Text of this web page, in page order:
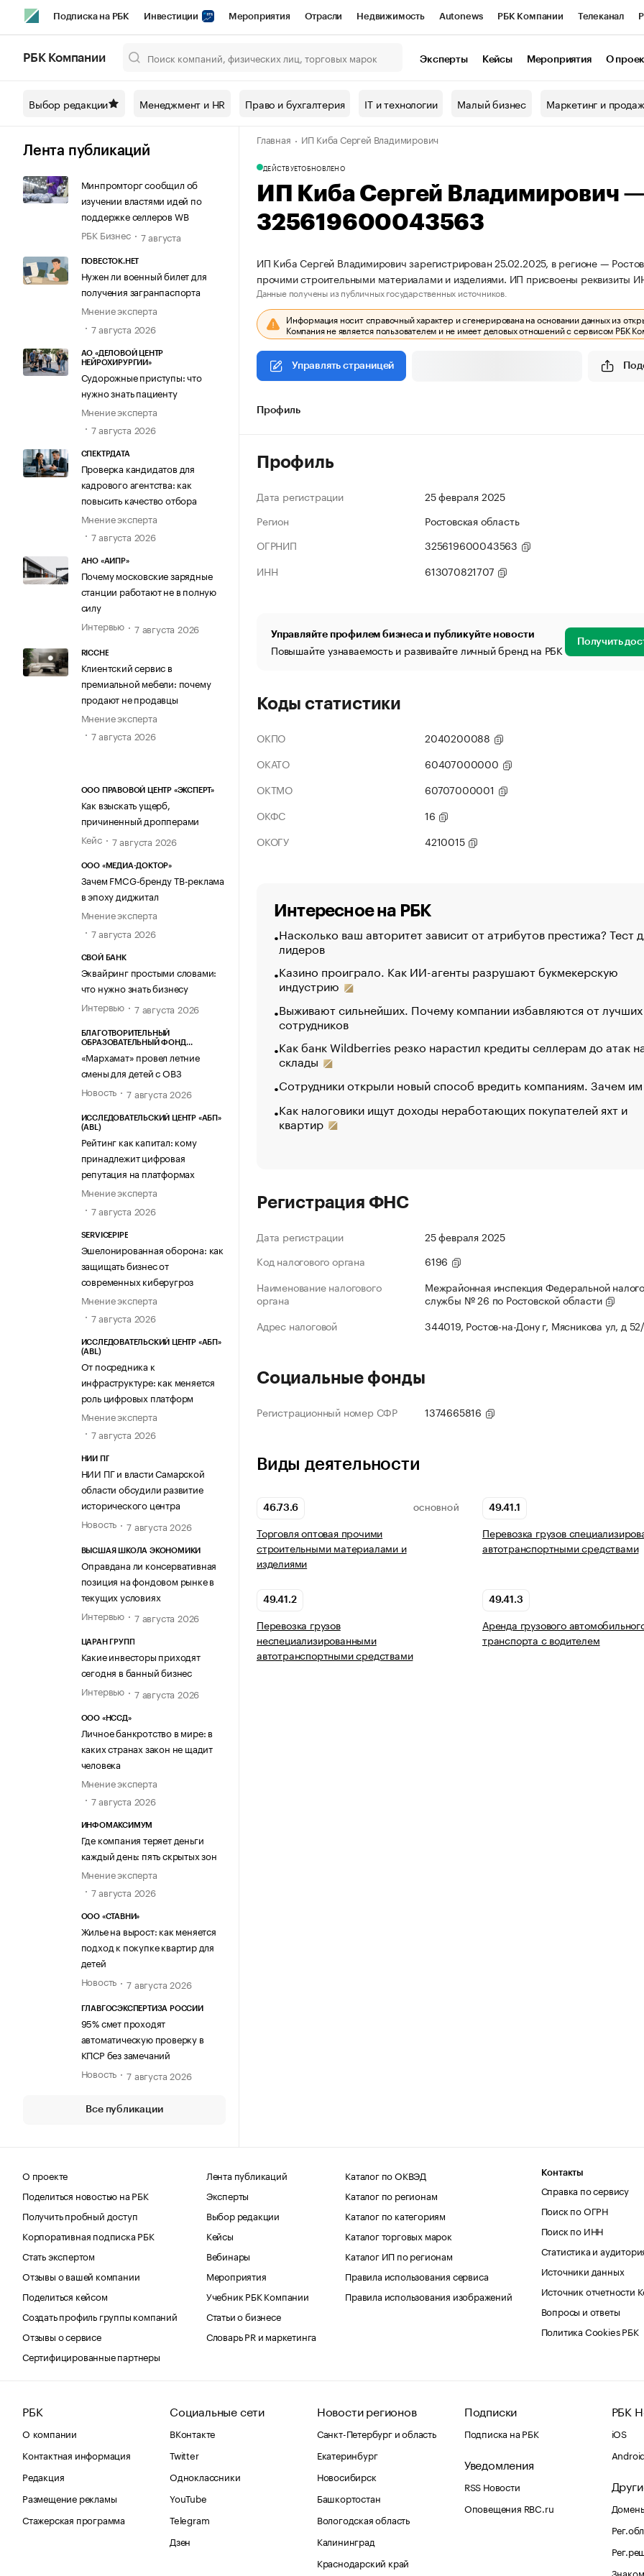
Подписка на РБК Инвестиции Мероприятия Отрасли Недвижимость Autonews РБК Компании Телеканал
Спецпроекты СПб Конференции СПб Спецпроекты Проверка контрагентов
Технологии и медиа Рынок наличной валюты
РБК Компании Эксперты Кейсы Мероприятия О
Выбор редакции Менеджмент и HR Право и бухгалтерия IT и технологии Малый бизнес Маркетинг и
Лента публикаций
Минпромторг сообщил об
изучении властями идей по
поддержке селлеров WB
РБК Бизнес
7 августа
ПОВЕСТОК.НЕТ
Нужен ли военный билет для
получения загранпаспорта
Мнение эксперта
7 августа 2026
АО «ДЕЛОВОЙ ЦЕНТР
НЕЙРОХИРУРГИИ»
Судорожные приступы: что
нужно знать пациенту
Мнение эксперта
7 августа 2026
СПЕКТРДАТА
Проверка кандидатов для
кадрового агентства: как
повысить качество отбора
Мнение эксперта
7 августа 2026
АНО «АИПР»
Почему московские зарядные
станции работают не в полную
силу
Интервью
7 августа 2026
RICCHE
Клиентский сервис в
премиальной мебели: почему
продают не продавцы
Мнение эксперта
7 августа 2026
ООО ПРАВОВОЙ ЦЕНТР «ЭКСПЕРТ»
Как взыскать ущерб,
причиненный дропперами
Кейс
7 августа 2026
ООО «МЕДИА-ДОКТОР»
Зачем FMCG-бренду ТВ-реклама
в эпоху диджитал
Мнение эксперта
7 августа 2026
СВОЙ БАНК
Эквайринг простыми словами:
что нужно знать бизнесу
Интервью
7 августа 2026
БЛАГОТВОРИТЕЛЬНЫЙ
ОБРАЗОВАТЕЛЬНЫЙ ФОНД
«Мархамат» провел летние
смены для детей с ОВЗ
Новость
7 августа 2026
ИССЛЕДОВАТЕЛЬСКИЙ ЦЕНТР «АБП»
(ABL)
Рейтинг как капитал: кому
принадлежит цифровая
репутация на платформах
Мнение эксперта
7 августа 2026
SERVICEPIPE
Эшелонированная оборона: как
защищать бизнес от
современных киберугроз
Мнение эксперта
7 августа 2026
ИССЛЕДОВАТЕЛЬСКИЙ ЦЕНТР «АБП»
(ABL)
От посредника к
инфраструктуре: как меняется
роль цифровых платформ
Мнение эксперта
7 августа 2026
НИИ ПГ
НИИ ПГ и власти Самарской
области обсудили развитие
исторического центра
Новость
7 августа 2026
ВЫСШАЯ ШКОЛА ЭКОНОМИКИ
Оправдана ли консервативная
позиция на фондовом рынке в
текущих условиях
Интервью
7 августа 2026
ЦАРАН ГРУПП
Какие инвесторы приходят
сегодня в банный бизнес
Интервью
7 августа 2026
ООО «НССД»
Личное банкротство в мире: в
каких странах закон не щадит
человека
Мнение эксперта
7 августа 2026
ИНФОМАКСИМУМ
Где компания теряет деньги
каждый день: пять скрытых зон
Мнение эксперта
7 августа 2026
ООО «СТАВНИ»
Жилье на вырост: как меняется
подход к покупке квартир для
детей
Новость
7 августа 2026
ГЛАВГОСЭКСПЕРТИЗА РОССИИ
95% смет проходят
автоматическую проверку в
КПСР без замечаний
Новость
7 августа 2026
Все публикации
Главная ИП Киба Сергей Владимирович
ДЕЙСТВУЕТОБНОВЛЕНО
ИП Киба Сергей Владимирович
325619600043563
ИП Киба Сергей Владимирович зарегистрирован 25.02.2025, в регионе —
прочими строительными материалами и изделиями. ИП присвоены
Данные получены из публичных государственных источников.
Информация носит справочный характер и сгенерирована на основании данных из
Компания не является пользователем и не имеет деловых отношений с сервисом РБК
Управлять страницей
Профиль
Профиль
Дата регистрации
25 февраля 2025
Регион
Ростовская область
ОГРНИП
325619600043563
ИНН
613070821707
Управляйте профилем бизнеса и публикуйте новости
Повышайте узнаваемость и развивайте личный бренд на РБК Получить
Коды статистики
ОКПО
2040200088
ОКАТО
60407000000
ОКТМО
60707000001
ОКФС
16
ОКОГУ
4210015
Интересное на РБК
Насколько ваш авторитет зависит от атрибутов престижа? Тест
лидеров
Казино проиграло. Как ИИ-агенты разрушают букмекерскую
индустрию
Выживают сильнейших. Почему компании избавляются от лучших
сотрудников
Как банк Wildberries резко нарастил кредиты селлерам до атак
склады
Сотрудники открыли новый способ вредить компаниям. Зачем
Как налоговики ищут доходы неработающих покупателей яхт и
квартир
Регистрация ФНС
Дата регистрации
25 февраля 2025
Код налогового органа
6196
Наименование налогового
органа
Межрайонная инспекция Федеральной
службы № 26 по Ростовской области
Адрес налоговой
344019, Ростов-на-Дону г, Мясникова ул, д
Социальные фонды
Регистрационный номер СФР 1374665816
Виды деятельности
46.73.6 ОСНОВНОЙ
Торговля оптовая прочими
строительными материалами и
изделиями
49.41.1
Перевозка грузов
автотранспортными средствами
49.41.2
Перевозка грузов
неспециализированными
автотранспортными средствами
49.41.3
Аренда грузового
транспорта с водителем
О проекте
Поделиться новостью на РБК
Получить пробный доступ
Корпоративная подписка РБК
Стать экспертом
Отзывы о вашей компании
Поделиться кейсом
Создать профиль группы компаний
Отзывы о сервисе
Сертифицированные партнеры
Лента публикаций
Эксперты
Выбор редакции
Кейсы
Вебинары
Мероприятия
Учебник РБК Компании
Статьи о бизнесе
Словарь PR и маркетинга
Каталог по ОКВЭД
Каталог по регионам
Каталог по категориям
Каталог торговых марок
Каталог ИП по регионам
Правила использования сервиса
Правила использования изображений
Контакты
Справка по сервису
Поиск по ОГРН
Поиск по ИНН
Статистика и
Источники данных
Источник отчетности
Вопросы и ответы
Политика Cookies РБК
РБК
О компании
Контактная информация
Редакция
Размещение рекламы
Стажерская программа
Социальные сети
ВКонтакте
Twitter
Одноклассники
YouTube
Telegram
Дзен
Новости регионов
Санкт-Петербург и область
Екатеринбург
Новосибирск
Башкортостан
Вологодская область
Калининград
Краснодарский край
Подписки
Подписка на РБК
Уведомления
RSS Новости
Оповещения RBC.ru
РБК
iOS